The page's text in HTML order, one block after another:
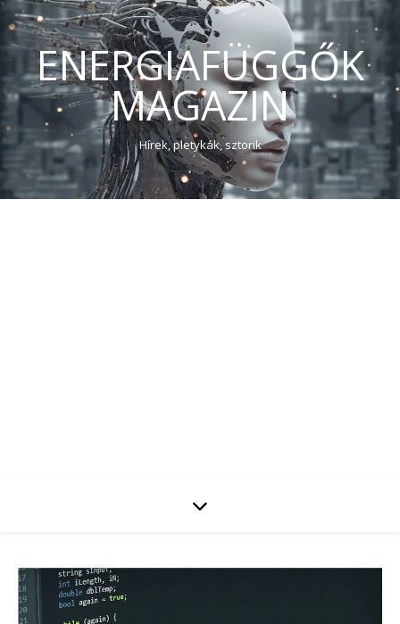
ENERGIAFÜGGŐK
MAGAZIN
Hírek, pletykák, sztorik